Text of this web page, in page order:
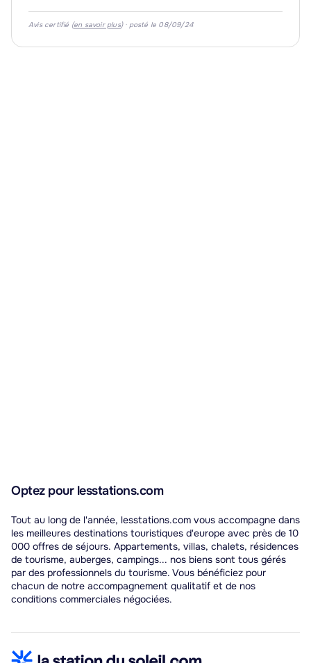
Avis certifié (en savoir plus) · posté le 08/09/24
Optez pour lesstations.com
Tout au long de l'année, lesstations.com vous accompagne dans
les meilleures destinations touristiques d'europe avec près de 10
000 offres de séjours. Appartements, villas, chalets, résidences
de tourisme, auberges, campings... nos biens sont tous gérés
par des professionnels du tourisme. Vous bénéficiez pour
chacun de notre accompagnement qualitatif et de nos
conditions commerciales négociées.